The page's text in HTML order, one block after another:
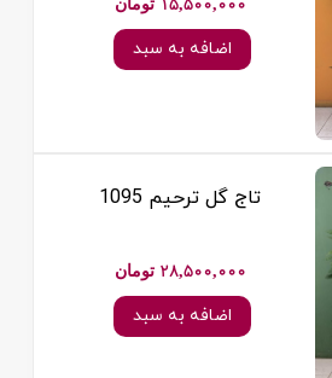
اضافه به سبد
تاج گل ترحیم 1095
28,500,000 تومان
اضافه به سبد